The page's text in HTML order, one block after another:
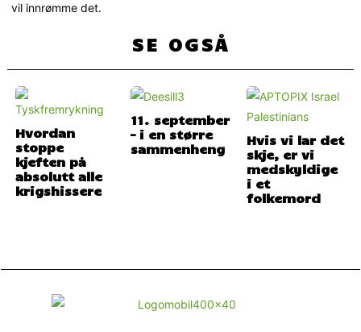
vil innrømme det.
SE OGSÅ
Hvordan
stoppe
kjeften på
absolutt alle
krigshissere
11. september
– i en større
sammenheng
Hvis vi lar det
skje, er vi
medskyldige
i et
folkemord